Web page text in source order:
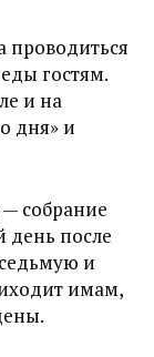
проводиться
гостям.
и на
дня» и
собрание
день после
и
имам,